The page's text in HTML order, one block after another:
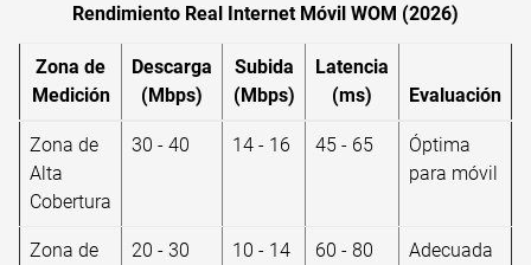
Rendimiento Real Internet Móvil WOM (2026)
Zona de
Medición
Descarga
(Mbps)
Subida
(Mbps)
Latencia
(ms)
Evaluación
Zona de
Alta
Cobertura
30 - 40 14 - 16 45 - 65
Óptima
para móvil
Zona de
20 - 30 10 - 14 60 - 80 Adecuada